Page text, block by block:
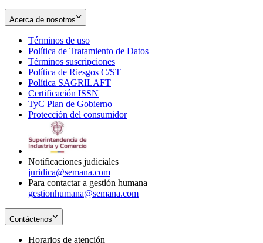
Acerca de nosotros
Términos de uso
in
new
window
Política de Tratamiento de Datos
Términos suscripciones
in
Política de Riesgos C/ST
Política SAGRILAFT
new
window
Certificación ISSN
in
new
TyC Plan de Gobierno
in
Protección del consumidorOpens
Notificaciones judiciales
juridica@semana.com
Para contactar a gestión humana
gestionhumana@semana.com
Contáctenos
Horarios de atención